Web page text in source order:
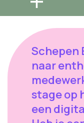
Schepen
naar
stage op
een